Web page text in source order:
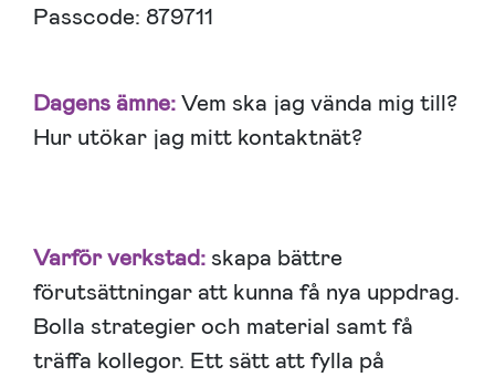
Passcode: 879711
Dagens ämne:Vem ska jag vända mig till?
Hur utökar jag mitt kontaktnät?
Varför verkstad:skapa bättre
förutsättningar att kunna få nya uppdrag.
Bolla strategier och material samt få
träffa kollegor. Ett sätt att fylla på